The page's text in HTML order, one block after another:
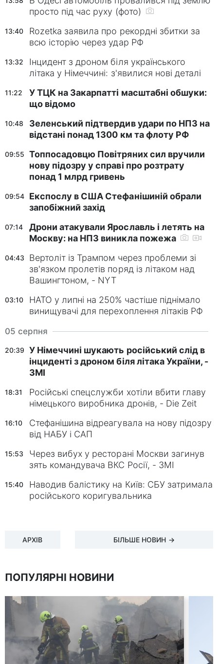
просто під час руху (фото)
13:40
Rozetka заявила про рекордні збитки за
всю історію через удар РФ
13:32
Інцидент з дроном біля українського
літака у Німеччині: з'явилися нові деталі
11:22
У ТЦК на Закарпатті масштабні обшуки:
що відомо
10:48
Зеленський підтвердив удари по НПЗ на
відстані понад 1300 км та флоту РФ
09:55
Топпосадовцю Повітряних сил вручили
нову підозру у справі про розтрату
понад 1 млрд гривень
09:54
Експослу в США Стефанішиній обрали
запобіжний захід
07:14
Дрони атакували Ярославль і летять на
Москву: на НПЗ виникла пожежа
04:43
Вертоліт із Трампом через проблеми зі
зв'язком пролетів поряд із літаком над
Вашингтоном, - NYT
03:10
НАТО у липні на 250% частіше піднімало
винищувачі для перехоплення літаків РФ
05 серпня
20:39
У Німеччині шукають російський слід в
інциденті з дроном біля літака України, -
ЗМІ
18:31
Російські спецслужби хотіли вбити главу
німецького виробника дронів, - Die Zeit
16:10
Стефанішина відреагувала на нову підозру
від НАБУ і САП
15:53
Через вибух у ресторані Москви загинув
зять командувача ВКС Росії, - ЗМІ
15:40
Наводив балістику на Київ: СБУ затримала
російського коригувальника
АРХІВ БІЛЬШЕ НОВИН →
ПОПУЛЯРНІ НОВИНИ